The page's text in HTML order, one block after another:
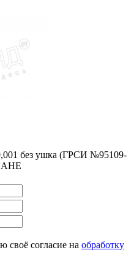
без ушка (ГРСИ №95109-
своё согласие на обработку